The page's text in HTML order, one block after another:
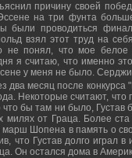
причину своей
на три фунта
были проводиться
взял этот труд на
не понял, что мое
я считаю, что именно
у меня не было.
два месяц после
Некоторые считают,
что бы там ни было,
от Граца. Более
Шопена в память о
что Густав долго играл
Он остался дома в